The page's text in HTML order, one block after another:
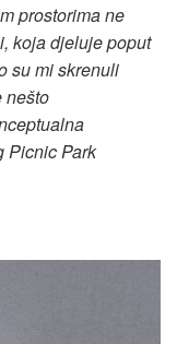
prostorima ne
koja djeluje poput
su mi skrenuli
nešto
Picnic Park